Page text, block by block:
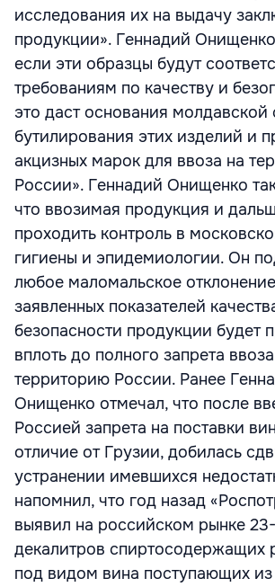
исследования их на выдачу
продукции». Геннадий
если эти образцы будут
требованиям по качеству и
это даст основания молдавской
бутилирования этих изделий и
акцизных марок для ввоза на
России». Геннадий Онищенко
что ввозимая продукция и
проходить контроль в
гигиены и эпидемиологии. Он
любое маломальское
заявленных показателей
безопасности продукции будет
вплоть до полного запрета
территорию России. Ранее
Онищенко отмечал, что после
Россией запрета на поставки
отличие от Грузии, добилась
устранении имевшихся
напомнил, что год назад
выявил на российском рынке
декалитров спиртосодержащих
под видом вина поступающих